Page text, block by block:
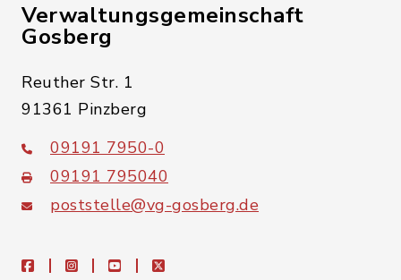
Verwaltungsgemeinschaft
Gosberg
Reuther Str. 1
91361 Pinzberg
09191 7950-0
09191 795040
poststelle@vg-gosberg.de
facebookinstagramyoutubeX